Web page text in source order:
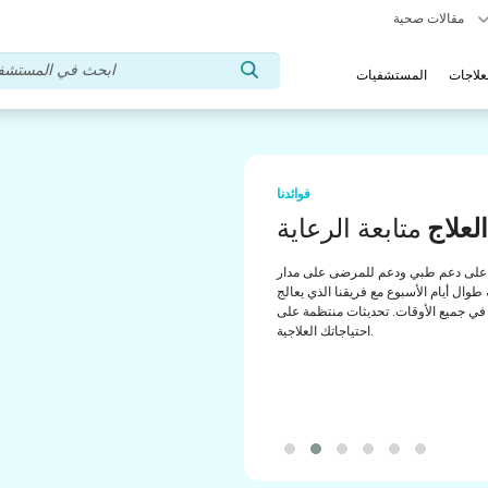
المستشفيات
فوائدنا
طبيمساعدة
دعم منتظم من مستشارينا الطبيين